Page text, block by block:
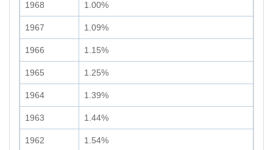
1968 1.00%
1967 1.09%
1966 1.15%
1965 1.25%
1964 1.39%
1963 1.44%
1962 1.54%